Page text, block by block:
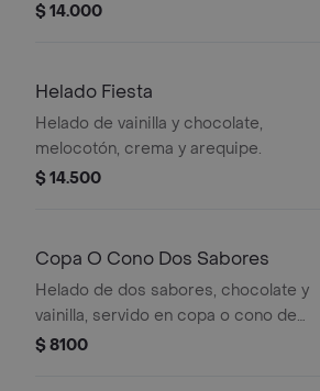
$ 14.000
Helado Fiesta
Helado de vainilla y chocolate,
melocotón, crema y arequipe.
$ 14.500
Copa O Cono Dos Sabores
Helado de dos sabores, chocolate y
vainilla, servido en copa o cono de
barquillo.
$ 8100